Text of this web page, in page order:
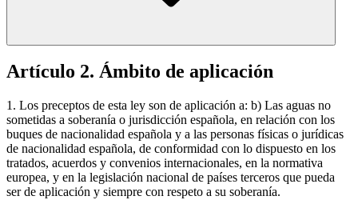
Artículo 2. Ámbito de aplicación
1. Los preceptos de esta ley son de aplicación a: b) Las aguas no
sometidas a soberanía o jurisdicción española, en relación con los
buques de nacionalidad española y a las personas físicas o jurídicas
de nacionalidad española, de conformidad con lo dispuesto en los
tratados, acuerdos y convenios internacionales, en la normativa
europea, y en la legislación nacional de países terceros que pueda
ser de aplicación y siempre con respeto a su soberanía.